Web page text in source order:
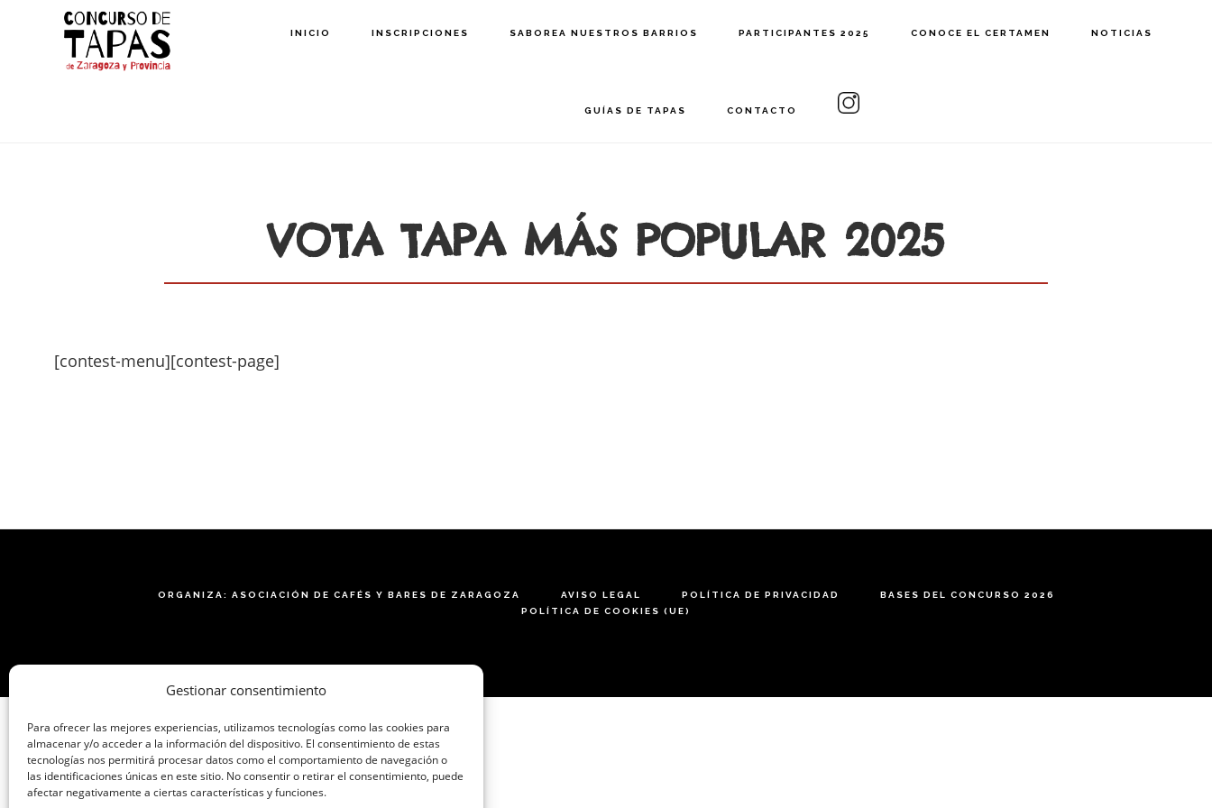
Gestionar consentimiento
Para ofrecer las mejores experiencias, utilizamos tecnologías como las cookies para
almacenar y/o acceder a la información del dispositivo. El consentimiento de estas
tecnologías nos permitirá procesar datos como el comportamiento de navegación o
las identificaciones únicas en este sitio. No consentir o retirar el consentimiento, puede
afectar negativamente a ciertas características y funciones.
contenido
INICIO INSCRIPCIONES SABOREA NUESTROS BARRIOS PARTICIPANTES 2025 CONOCE EL CERTAMEN NOTICIAS
GUÍAS DE TAPAS CONTACTO
VOTA TAPA MÁS POPULAR 2025
[contest-menu][contest-page]
ORGANIZA: ASOCIACIÓN DE CAFÉS Y BARES DE ZARAGOZA AVISO LEGAL POLÍTICA DE PRIVACIDAD
BASES DEL CONCURSO 2026
POLÍTICA DE COOKIES (UE)